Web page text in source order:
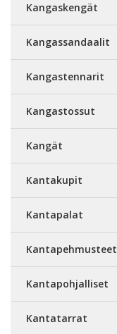
Kangaskengät
Kangassandaalit
Kangastennarit
Kangastossut
Kangät
Kantakupit
Kantapalat
Kantapehmusteet
Kantapohjalliset
Kantatarrat